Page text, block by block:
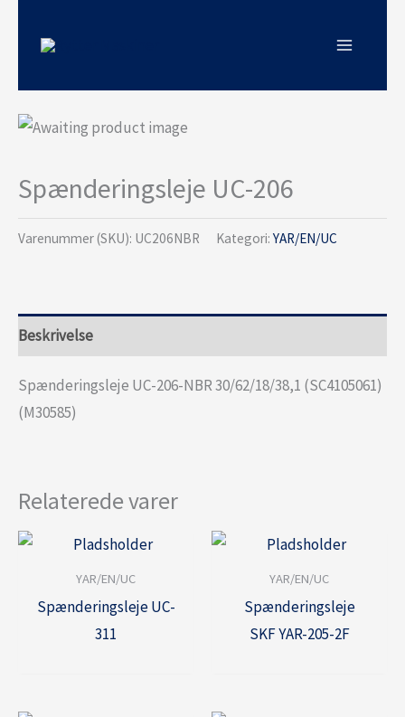
Spænderingsleje UC-206
Varenummer (SKU): UC206NBR Kategori: YAR/EN/UC
Beskrivelse
Spænderingsleje UC-206-NBR 30/62/18/38,1 (SC4105061)
(M30585)
Relaterede varer
YAR/EN/UC
Spænderingsleje UC-
311
YAR/EN/UC
Spænderingsleje
SKF YAR-205-2F